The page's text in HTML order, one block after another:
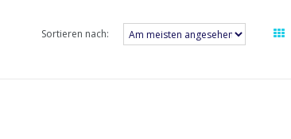
Sortieren nach: